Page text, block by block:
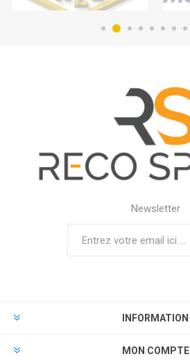
Newsletter
INFORMATION
MON COMPTE